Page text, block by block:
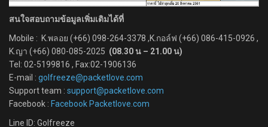
สนใจสอบถามข้อมูลเพิ่มเติมได้ที่
Mobile : K.พลอย (+66) 098-264-3378 ,K.กอล์ฟ (+66) 086-415-0926 ,
K.ญา (+66) 080-085-2025 (08.30 น – 21.00 น)
Tel: 02-5199816 , Fax:02-1906136
E-mail : golfreeze@packetlove.com
Support team : support@packetlove.com
Facebook : Facebook Packetlove.com
Line ID: Golfreeze